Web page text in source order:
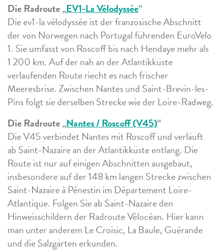
Die Radroute „EV1-La Vélodyssée“
Die ev1-la vélodyssée ist der französische Abschnitt
der von Norwegen nach Portugal führenden EuroVelo
1. Sie umfasst von Roscoff bis nach Hendaye mehr als
1 200 km. Auf der nah an der Atlantikküste
verlaufenden Route riecht es nach frischer
Meeresbrise. Zwischen Nantes und Saint-Brevin-les-
Pins folgt sie derselben Strecke wie der Loire-Radweg.
Die Radroute „Nantes / Roscoff (V45)“
Die V45 verbindet Nantes mit Roscoff und verläuft
ab Saint-Nazaire an der Atlantikküste entlang. Die
Route ist nur auf einigen Abschnitten ausgebaut,
insbesondere auf der 148 km langen Strecke zwischen
Saint-Nazaire à Pénestin im Département Loire-
Atlantique. Folgen Sie ab Saint-Nazaire den
Hinweisschildern der Radroute Vélocéan. Hier kann
man unter anderem Le Croisic, La Baule, Guérande
und die Salzgärten erkunden.